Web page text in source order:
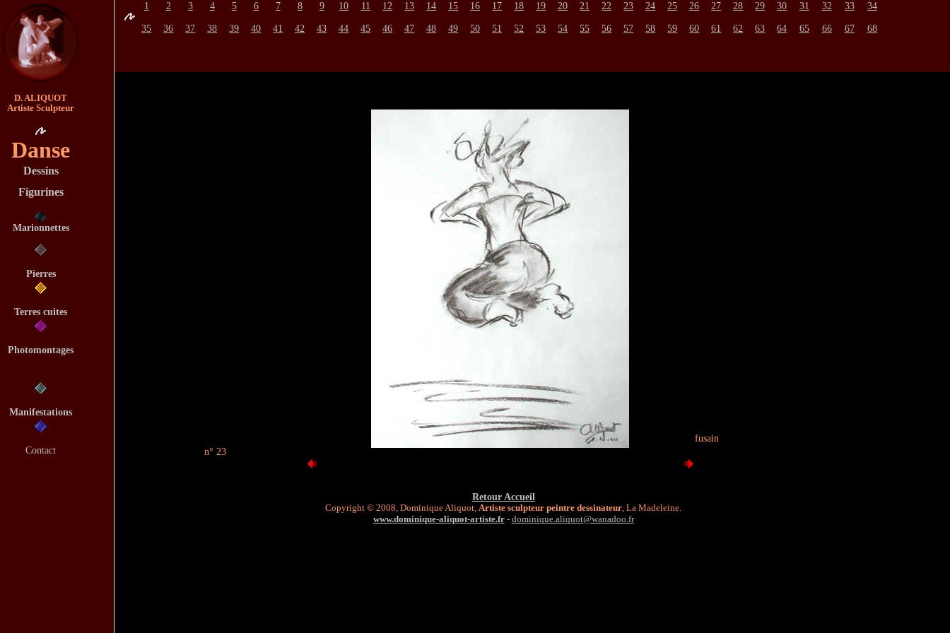
1 2 3 4 5 6 7 8 9 10 11 12 13 14 15 16 17 18 19 20 21 22 23 24 25 26 27 28 29 30 31 32 33
34
35
36 37 38 39 40 41 42 43 44 45 46 47 48 49 50 51 52 53 54 55 56 57 58 59 60 61 62 63 64 65 66 67 68
n° 23
fusain
Retour Accueil
Copyright © 2008, Dominique Aliquot, Artiste sculpteur peintre dessinateur , La Madeleine.
www.dominique-aliquot-artiste.fr- dominique.aliquot@wanadoo.fr
D. ALIQUOT
Artiste Sculpteur
Danse
Dessins
Figurines
Marionnettes
Pierres
Terres cuites
Photomontages
Manifestations
Contact